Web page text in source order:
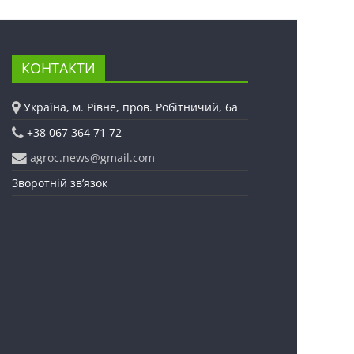
КОНТАКТИ
Україна, м. Рівне, пров. Робітничий, 6а
+38 067 364 71 72
agroc.news@gmail.com
Зворотній зв’язок